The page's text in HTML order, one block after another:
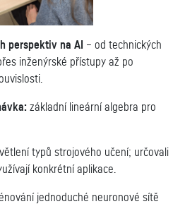
perspektiv na AI – od technických
inženýrské přístupy až po
základní lineární algebra pro
typů strojového učení; určovali
konkrétní aplikace.
jednoduché neuronové sítě